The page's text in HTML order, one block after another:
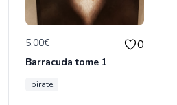
5.00€ 0
Barracuda tome 1
pirate